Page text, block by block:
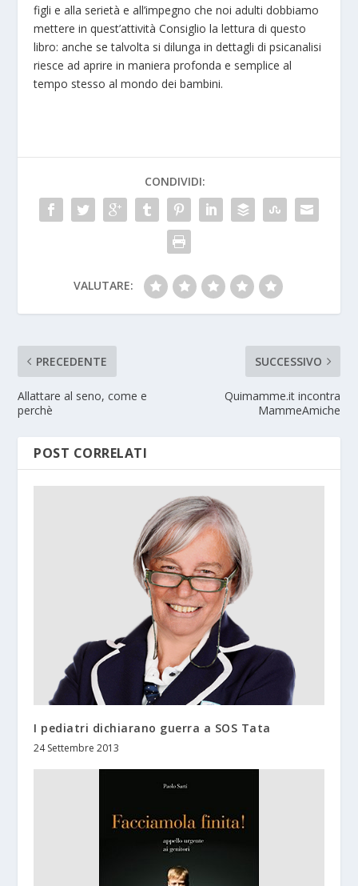
figli e alla serietà e all’impegno che noi adulti dobbiamo
mettere in quest’attività Consiglio la lettura di questo
libro: anche se talvolta si dilunga in dettagli di psicanalisi
riesce ad aprire in maniera profonda e semplice al
tempo stesso al mondo dei bambini.
CONDIVIDI:
VALUTARE:
PRECEDENTE
Allattare al seno, come e
perchè
SUCCESSIVO
Quimamme.it incontra
MammeAmiche
POST CORRELATI
I pediatri dichiarano guerra a SOS Tata
24 Settembre 2013